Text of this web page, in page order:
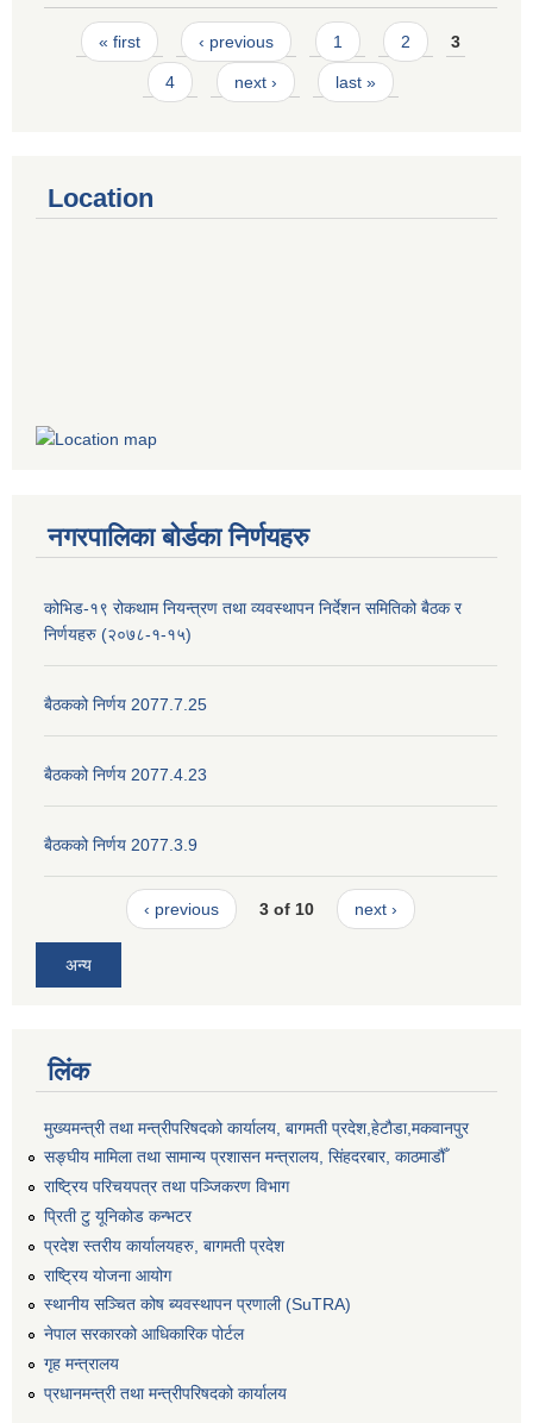
Pages
« first ‹ previous 1 2 3
4 next › last »
Location
नगरपालिका बोर्डका निर्णयहरु
कोभिड-१९ रोकथाम नियन्त्रण तथा व्यवस्थापन निर्देशन समितिको बैठक र
निर्णयहरु (२०७८-१-१५)
बैठकको निर्णय 2077.7.25
बैठकको निर्णय 2077.4.23
बैठकको निर्णय 2077.3.9
‹ previous 3 of 10 next ›
अन्य
लिंक
मुख्यमन्त्री तथा मन्त्रीपरिषदको कार्यालय, बागमती प्रदेश,हेटाैडा,मकवानपुर
सङ्‍घीय मामिला तथा सामान्य प्रशासन मन्त्रालय, सिंहदरबार, काठमाडौँ
राष्ट्रिय परिचयपत्र तथा पञ्जिकरण विभाग
प्रिती टु यूनिकोड कन्भटर
प्रदेश स्तरीय कार्यालयहरु, बागमती प्रदेश
राष्ट्रिय योजना आयोग
स्थानीय सञ्चित कोष ब्यवस्थापन प्रणाली (SuTRA)
नेपाल सरकारको आधिकारिक पोर्टल
गृह मन्त्रालय
प्रधानमन्त्री तथा मन्त्रीपरिषदको कार्यालय